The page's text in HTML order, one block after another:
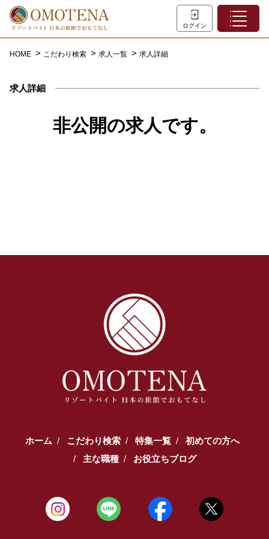
ログイン
ホーム
主な職種
初めての方へ
お問い合わせ
0120-932-959
HOME こだわり検索 求人一覧 求人詳細
求人詳細
非公開の求人です。
ホーム こだわり検索 特集一覧
初めての方へ
主な職種
お役立ちブログ